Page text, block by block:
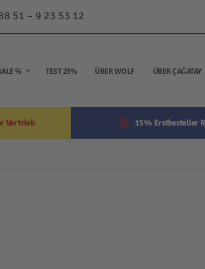
51 – 9 23 53 12
% TEST 25% ÜBER WOLF ÜBER ÇAĞATAY
Vertrieb 15% Erstbesteller